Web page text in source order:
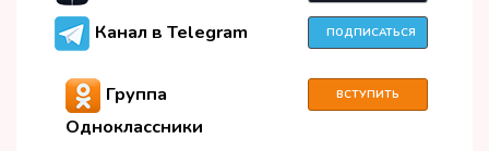
Канал в Telegram ПОДПИСАТЬСЯ
Группа
Одноклассники
ВСТУПИТЬ